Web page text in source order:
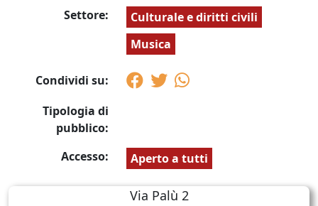
Settore:
Culturale e diritti civili
Musica
Condividi su:
Tipologia di
pubblico:
Accesso:
Aperto a tutti
Via Palù 2